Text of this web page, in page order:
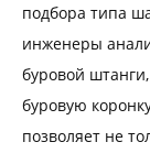
подбора типа
инженеры
буровой
буровую
позволяет не